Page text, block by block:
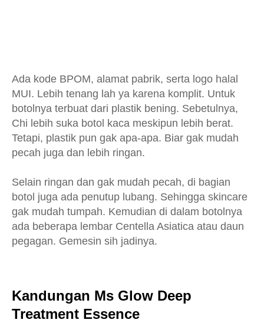
Ada kode BPOM, alamat pabrik, serta logo halal
MUI. Lebih tenang lah ya karena komplit. Untuk
botolnya terbuat dari plastik bening. Sebetulnya,
Chi lebih suka botol kaca meskipun lebih berat.
Tetapi, plastik pun gak apa-apa. Biar gak mudah
pecah juga dan lebih ringan.
Selain ringan dan gak mudah pecah, di bagian
botol juga ada penutup lubang. Sehingga skincare
gak mudah tumpah. Kemudian di dalam botolnya
ada beberapa lembar Centella Asiatica atau daun
pegagan. Gemesin sih jadinya.
Kandungan Ms Glow Deep
Treatment Essence